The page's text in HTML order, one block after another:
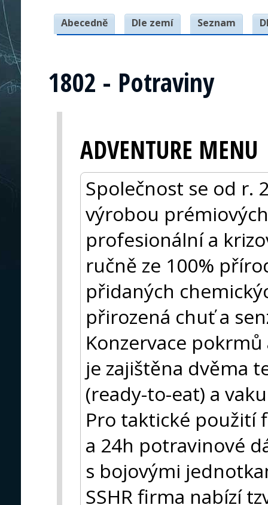
Abecedně Dle zemí Seznam
1802 - Potraviny
ADVENTURE MENU
Společnost se od r.
výrobou
profesionální a
ručně ze 100%
přidaných
přirozená chuť a
Konzervace
je zajištěna dvěma
(ready-to-eat) a
Pro taktické použití
a 24h potravinové
s bojovými
SSHR firma nabízí